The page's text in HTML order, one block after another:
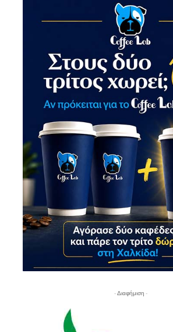
- Διαφήμιση -